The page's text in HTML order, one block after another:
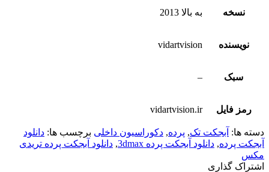
نسخه به بالا 2013
نویسنده vidartvision
سبک –
رمز فایل vidartvision.ir
دسته ها: آبجکت تک, پرده, دکوراسیون داخلی برچسب ها: دانلود
آبجکت پرده, دانلود آبجکت پرده 3dmax , دانلود آبجکت پرده تریدی
مکس
اشتراک گذاری